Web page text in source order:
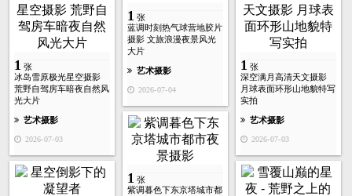
1 张
蓝调时刻热气球营地胶片
摄影 文旅浪漫夜景风光
大片
艺术摄影
2026-07-04
1 张
冰岛雪原极光星空摄影
荒野自驾房车暗夜自然风
光大片
艺术摄影
2026-07-03
1 张
深空满月高清天文摄影
月球表面环形山地貌特写
实拍
艺术摄影
2026-07-03
1 张
紫调暮色下东京塔城市都